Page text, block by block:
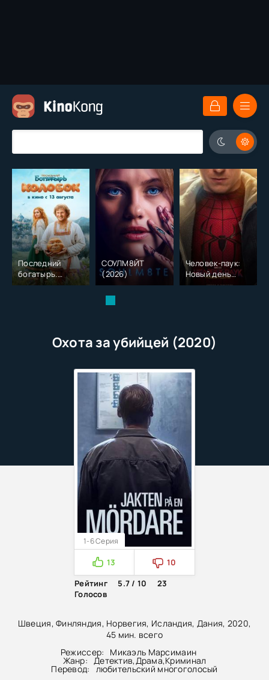
Последний
богатырь.
Колобок (2026)
СОУЛМ8ЙТ
(2026)
Человек-паук:
Новый день
(2026)
Охота за убийцей (2020)
Швеция, Финляндия, Норвегия, Исландия, Дания, 2020,
45 мин. всего
Режиссер:
Микаэль Марсимаин
Жанр: Детектив,Драма,Криминал
Перевод: любительский многоголосый
1-6 Серия
13
10
Рейтинг
5.7 / 10
23
Голосов